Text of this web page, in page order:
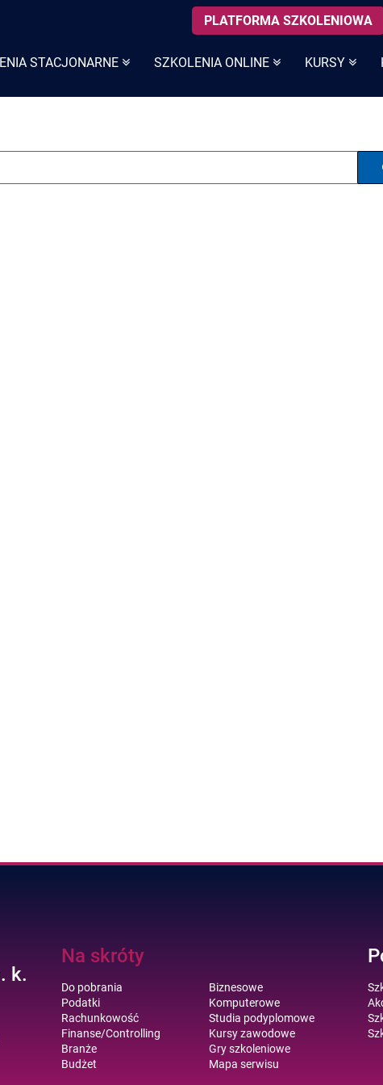
STACJONARNE SZKOLENIA ONLINE KURSY
PLATFORMA SZKOLENIOWA
k.
Na skróty
Do pobrania
Podatki
Rachunkowość
Finanse/Controlling
Branże
Budżet
Biznesowe
Komputerowe
Studia podyplomowe
Kursy zawodowe
Gry szkoleniowe
Mapa serwisu